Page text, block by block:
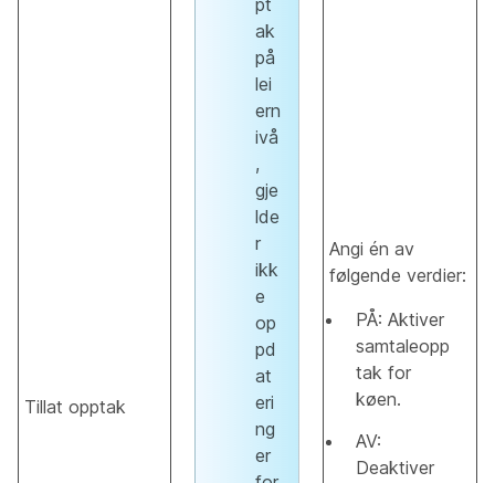
Tillat opptak
pt
ak
på
lei
ern
ivå
,
gje
lde
r
ikk
e
op
pd
at
eri
ng
er
Angi én av
følgende verdier:
PÅ: Aktiver
samtaleopp
tak for
køen.
AV:
Deaktiver